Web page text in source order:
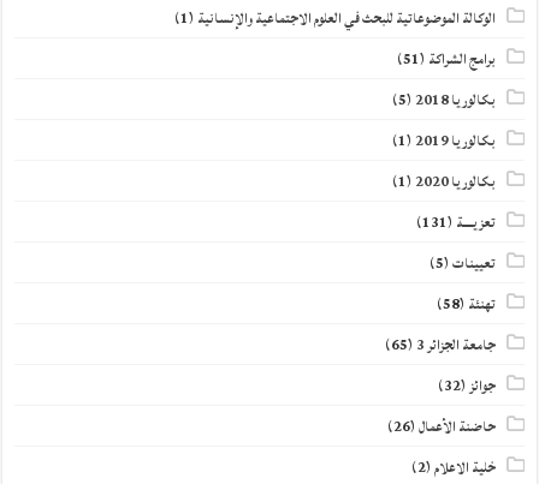
الوكالة الموضوعاتية للبحث في العلوم الاجتماعية والإنسانية (1)
برامج الشراكة (51)
بكالوريا 2018
(5)
بكالوريا 2019
(1)
بكالوريا 2020
(1)
تعزيــــة (131)
تعيينات(5)
تهنئة (58)
جامعة الجزائر 3 (65)
جوائز(32)
حاضنة الأعمال(26)
خلية الاعلام(2)